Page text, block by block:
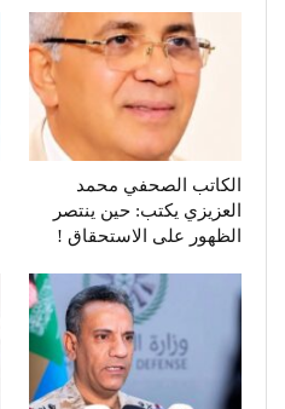
الكاتب الصحفي محمد
العزيزي يكتب: حين ينتصر
الظهور على الاستحقاق !